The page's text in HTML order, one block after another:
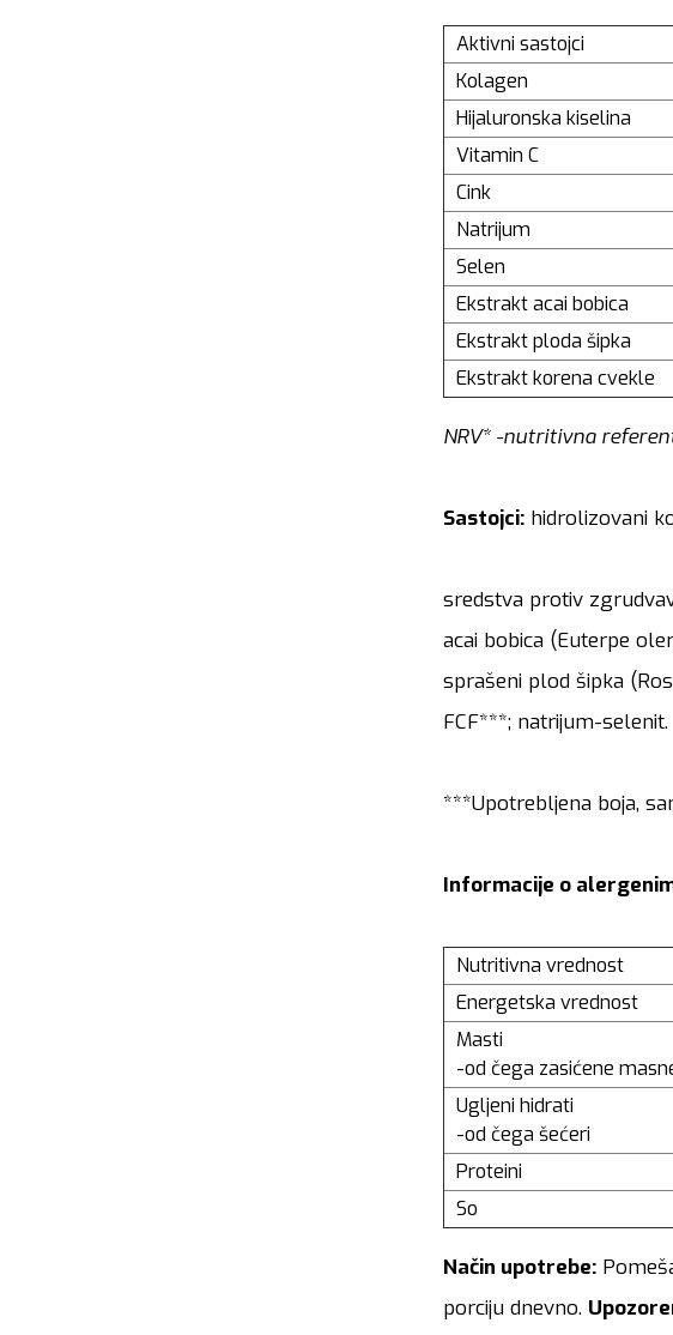
Aktivni sastojci
Kolagen
Hijaluronska kiselina
Vitamin C
Cink
Natrijum
Selen
Ekstrakt acai bobica
Ekstrakt ploda šipka
Ekstrakt korena cvekle
NRV* -nutritivna
Sastojci: hidrolizovani
sredstva protiv
acai bobica (Euterpe
sprašeni plod šipka
FCF***; natrijum-selenit.
***Upotrebljena boja,
Informacije o
Nutritivna vrednost
Energetska vrednost
Masti
-od čega zasićene
Ugljeni hidrati
-od čega šećeri
Proteini
So
Način upotrebe:
porciju dnevno.